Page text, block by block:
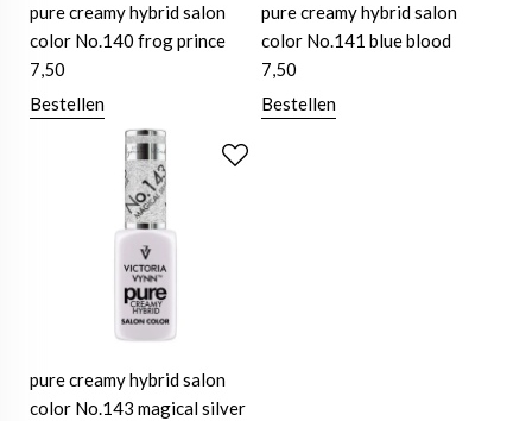
pure creamy hybrid salon
color No.140 frog prince
7,50
Bestellen
pure creamy hybrid salon
color No.141 blue blood
7,50
Bestellen
pure creamy hybrid salon
color No.143 magical silver